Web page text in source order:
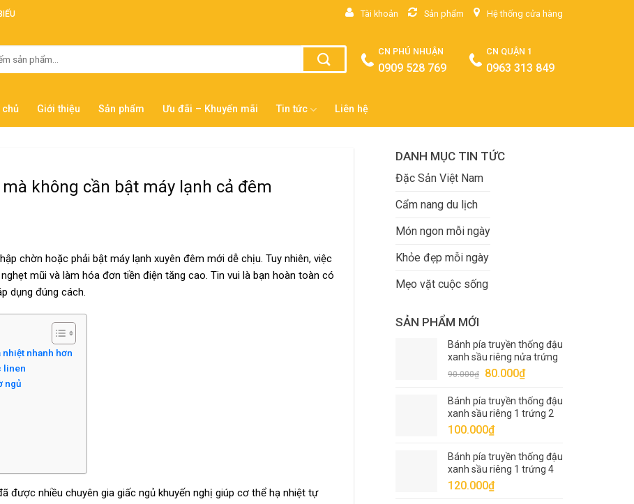
Tài khoản Sản phẩm Hệ thống cửa hàng
CN PHÚ NHUẬN
0909 528 769
CN QUẬN 1
0963 313 849
chủ Giới thiệu Sản phẩm Ưu đãi – Khuyến mãi Tin tức Liên hệ
không cần bật máy lạnh cả đêm
chờn hoặc phải bật máy lạnh xuyên đêm mới dễ chịu. Tuy nhiên, việc
mũi và làm hóa đơn tiền điện tăng cao. Tin vui là bạn hoàn toàn có
dụng đúng cách.
nhanh hơn
linen
ngủ
được nhiều chuyên gia giấc ngủ khuyến nghị giúp cơ thể hạ nhiệt tự
DANH MỤC TIN TỨC
Đặc Sản Việt Nam
Cẩm nang du lịch
Món ngon mỗi ngày
Khỏe đẹp mỗi ngày
Mẹo vặt cuộc sống
SẢN PHẨM MỚI
Bánh pía truyền thống đậu
xanh sầu riêng nửa trứng
1 sao Tân Huê Viên 320gr
90.000₫
Giá
là:
90.000₫.
80.000₫Giá
tại
là:
Bánh pía truyền thống đậu
xanh sầu riêng 1 trứng 2
sao Tân Huê Viên 400gr
100.000₫
Bánh pía truyền thống đậu
xanh sầu riêng 1 trứng 4
sao Tân Huê Viên 540gr
120.000₫